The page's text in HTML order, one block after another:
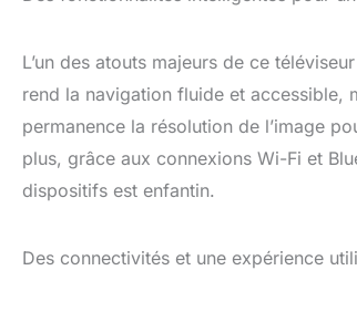
L’un des atouts majeurs de ce
rend la navigation fluide et accessible,
permanence la résolution de l’image
plus, grâce aux connexions Wi-Fi et
dispositifs est enfantin.
Des connectivités et une expérience